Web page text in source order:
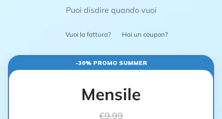
Puoi disdire quando vuoi
Vuoi la fattura? Hai un coupon?
-30% PROMO SUMMER
Mensile
€9,99